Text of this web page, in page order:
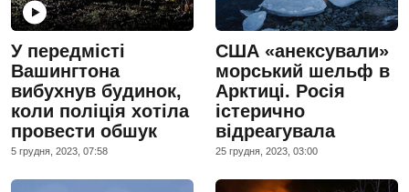
У передмісті
Вашингтона
вибухнув будинок,
коли поліція хотіла
провести обшук
5 грудня, 2023, 07:58
США «анексували»
морський шельф в
Арктиці. Росія
істерично
відреагувала
25 грудня, 2023, 03:00